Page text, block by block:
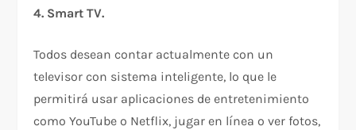
4. Smart TV.
Todos desean contar actualmente con un
televisor con sistema inteligente, lo que le
permitirá usar aplicaciones de entretenimiento
como YouTube o Netflix, jugar en línea o ver fotos,